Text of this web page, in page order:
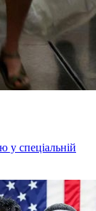
у спеціальній